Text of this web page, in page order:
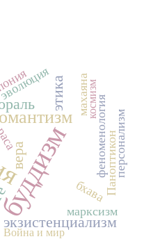
этика
вера
экзистенциализм
махаянафеноменология
бхаваПаноптиконперсонализм
марксизм
космизм
Война и мир